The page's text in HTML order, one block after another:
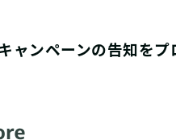
ャンペーンの告知を